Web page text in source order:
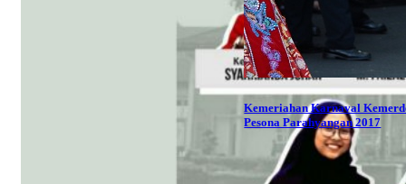
Kemeriahan Karnaval
Pesona Parahyangan 2017